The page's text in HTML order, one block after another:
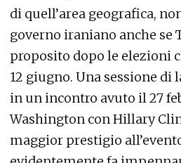
di quell’area geografica,
governo iraniano anche se
proposito dopo le elezioni
12 giugno. Una sessione di
in un incontro avuto il 27
Washington con Hillary
maggior prestigio